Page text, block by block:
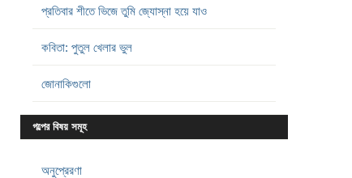
প্রতিবার শীতে ভিজে তুমি জ্যোস্না হয়ে যাও
কবিতা: পুতুল খেলার ভুল
জোনাকিগুলো
গল্পের বিষয় সমূহ
অনুপ্রেরণা